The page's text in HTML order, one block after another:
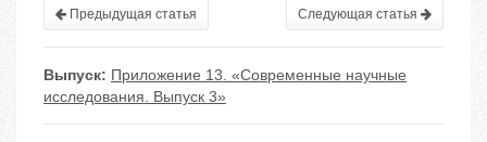
Предыдущая статья Следующая статья
Выпуск: Приложение 13. «Современные научные
исследования. Выпуск 3»